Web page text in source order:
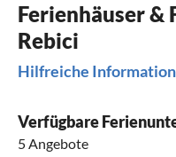
Ferienhäuser &
Rebici
Hilfreiche
Verfügbare
5 Angebote